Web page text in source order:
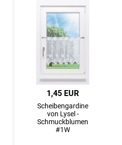
1,45 EUR
Scheibengardine
von Lysel -
Schmuckblumen
#1W